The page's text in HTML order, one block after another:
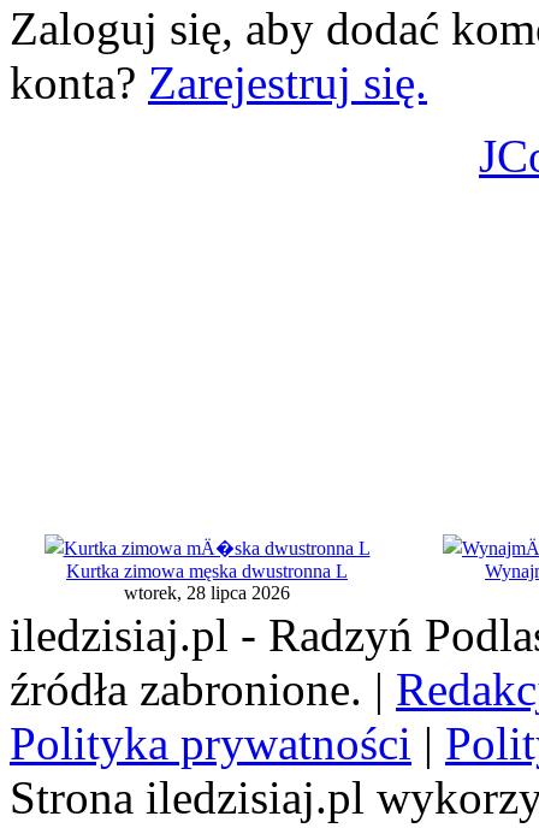
Zaloguj się, aby dodać
konta? Zarejestruj się.
Kurtka zimowa męska dwustronna L
wtorek, 28 lipca 2026
iledzisiaj.pl - Radzyń
źródła zabronione. |
Polityka prywatności |
Strona iledzisiaj.pl